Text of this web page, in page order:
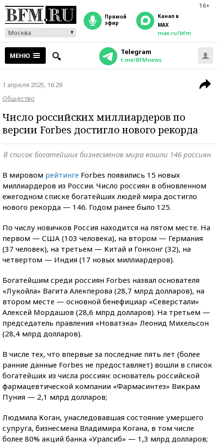
16+
Москва
прямой
эфир
Канал в
MAX
max.ru/bfm
МЕНЮ Telegram
t.me/BFMnews
1 апреля 2025, 16:29
Общество
Число российских миллиардеров по
версии Forbes достигло нового рекорда
В список богатейших бизнесменов мира вошли 146 россиян
В мировом рейтинге Forbes появились 15 новых
миллиардеров из России. Число россиян в обновленном
ежегодном списке богатейших людей мира достигло
нового рекорда — 146. Годом ранее было 125.
По числу новичков Россия находится на пятом месте. На
первом — США (103 человека), на втором — Германия
(37 человек), на третьем — Китай и Гонконг (32), на
четвертом — Индия (17 новых миллиардеров).
Богатейшим среди россиян Forbes назвал основателя
«Лукойла» Вагита Алекперова (28,7 млрд долларов), на
втором месте — основной бенефициар «Северстали»
Алексей Мордашов (28,6 млрд долларов). На третьем —
председатель правления «Новатэка» Леонид Михельсон
(28,4 млрд долларов).
В числе тех, что впервые за последние пять лет (более
ранние данные Forbes не предоставляет) вошли в список
богатейших из числа россиян: основатель российской
фармацевтической компании «Фармасинтез» Викрам
Пуния — 2,1 млрд долларов;
Людмила Коган, унаследовавшая состояние умершего
супруга, бизнесмена Владимира Когана, в том числе
более 80% акций банка «Уралсиб» — 1,3 млрд долларов;